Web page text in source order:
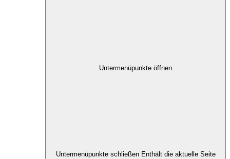
Untermenüpunkte öffnen
Untermenüpunkte schließen Enthält die aktuelle Seite